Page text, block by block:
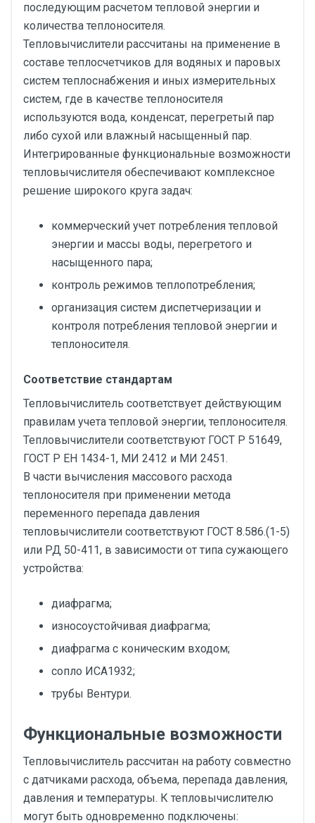
последующим расчетом тепловой энергии и
количества теплоносителя.
Тепловычислители рассчитаны на применение в
составе теплосчетчиков для водяных и паровых
систем теплоснабжения и иных измерительных
систем, где в качестве теплоносителя
используются вода, конденсат, перегретый пар
либо сухой или влажный насыщенный пар.
Интегрированные функциональные возможности
тепловычислителя обеспечивают комплексное
решение широкого круга задач:
коммерческий учет потребления тепловой
энергии и массы воды, перегретого и
насыщенного пара;
контроль режимов теплопотребления;
организация систем диспетчеризации и
контроля потребления тепловой энергии и
теплоносителя.
Соответствие стандартам
Тепловычислитель соответствует действующим
правилам учета тепловой энергии, теплоносителя.
Тепловычислители соответствуют ГОСТ Р 51649,
ГОСТ Р EН 1434-1, МИ 2412 и МИ 2451.
В части вычисления массового расхода
теплоносителя при применении метода
переменного перепада давления
тепловычислители соответствуют ГОСТ 8.586.(1-5)
или РД 50-411, в зависимости от типа сужающего
устройства:
диафрагма;
износоустойчивая диафрагма;
диафрагма с коническим входом;
сопло ИСА1932;
трубы Вентури.
Функциональные возможности
Тепловычислитель рассчитан на работу совместно
с датчиками расхода, объема, перепада давления,
давления и температуры. К тепловычислителю
могут быть одновременно подключены: